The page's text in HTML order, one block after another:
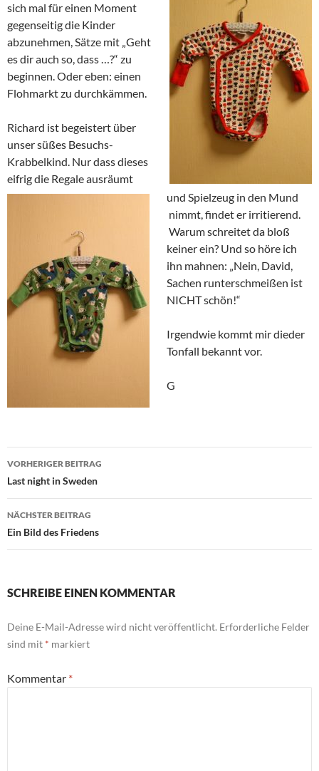
sich mal für einen Moment
gegenseitig die Kinder
abzunehmen, Sätze mit „Geht
es dir auch so, dass …?“ zu
beginnen. Oder eben: einen
Flohmarkt zu durchkämmen.
Richard ist begeistert über
unser süßes Besuchs-
Krabbelkind. Nur dass dieses
eifrig die Regale ausräumt
und Spielzeug in den Mund
nimmt, findet er irritierend.
Warum schreitet da bloß
keiner ein? Und so höre ich
ihn mahnen: „Nein, David,
Sachen runterschmeißen ist
NICHT schön!“
Irgendwie kommt mir dieder
Tonfall bekannt vor.
G
Beitragsnavigation
VORHERIGER BEITRAG
Last night in Sweden
NÄCHSTER BEITRAG
Ein Bild des Friedens
SCHREIBE EINEN KOMMENTAR
Deine E-Mail-Adresse wird nicht veröffentlicht. Erforderliche Felder
sind mit * markiert
Kommentar *